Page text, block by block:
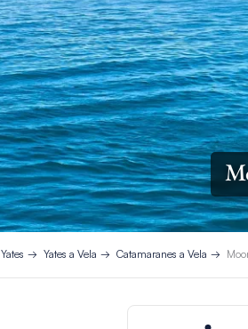
Yates a Vela Catamaranes a Vela